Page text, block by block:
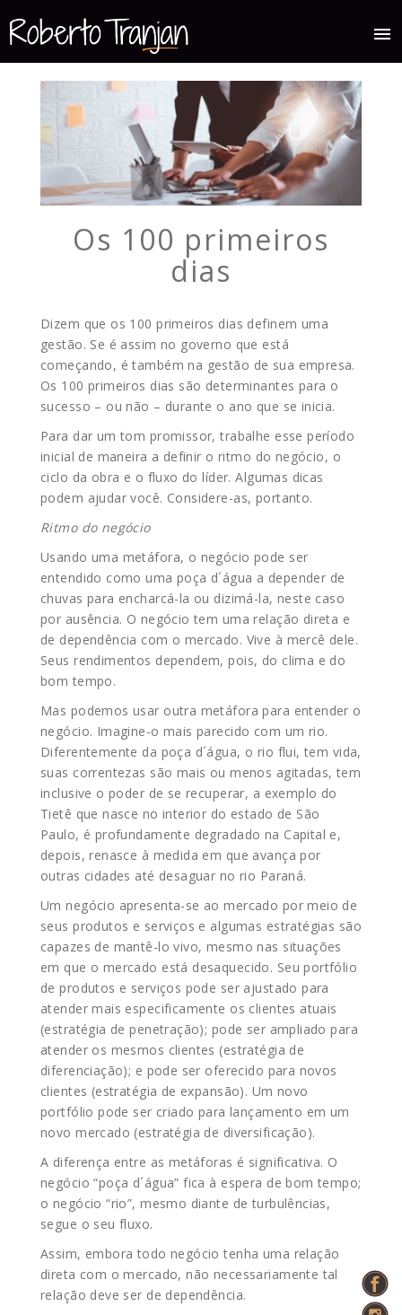
menu
Os 100 primeiros
dias
Dizem que os 100 primeiros dias definem uma
gestão. Se é assim no governo que está
começando, é também na gestão de sua empresa.
Os 100 primeiros dias são determinantes para o
sucesso – ou não – durante o ano que se inicia.
Para dar um tom promissor, trabalhe esse período
inicial de maneira a definir o ritmo do negócio, o
ciclo da obra e o fluxo do líder. Algumas dicas
podem ajudar você. Considere-as, portanto.
Ritmo do negócio
Usando uma metáfora, o negócio pode ser
entendido como uma poça d´água a depender de
chuvas para encharcá-la ou dizimá-la, neste caso
por ausência. O negócio tem uma relação direta e
de dependência com o mercado. Vive à mercê dele.
Seus rendimentos dependem, pois, do clima e do
bom tempo.
Mas podemos usar outra metáfora para entender o
negócio. Imagine-o mais parecido com um rio.
Diferentemente da poça d´água, o rio flui, tem vida,
suas correntezas são mais ou menos agitadas, tem
inclusive o poder de se recuperar, a exemplo do
Tietê que nasce no interior do estado de São
Paulo, é profundamente degradado na Capital e,
depois, renasce à medida em que avança por
outras cidades até desaguar no rio Paraná.
Um negócio apresenta-se ao mercado por meio de
seus produtos e serviços e algumas estratégias são
capazes de mantê-lo vivo, mesmo nas situações
em que o mercado está desaquecido. Seu portfólio
de produtos e serviços pode ser ajustado para
atender mais especificamente os clientes atuais
(estratégia de penetração); pode ser ampliado para
atender os mesmos clientes (estratégia de
diferenciação); e pode ser oferecido para novos
clientes (estratégia de expansão). Um novo
portfólio pode ser criado para lançamento em um
novo mercado (estratégia de diversificação).
A diferença entre as metáforas é significativa. O
negócio “poça d´água” fica à espera de bom tempo;
o negócio “rio”, mesmo diante de turbulências,
segue o seu fluxo.
Assim, embora todo negócio tenha uma relação
direta com o mercado, não necessariamente tal
relação deve ser de dependência.